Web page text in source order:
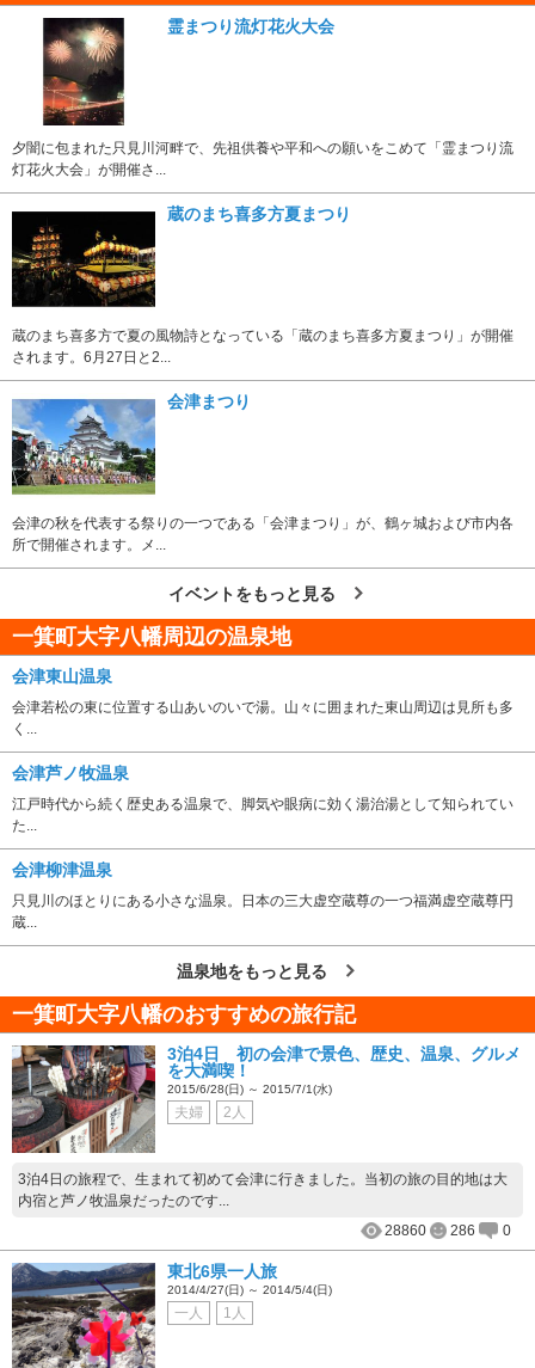
霊まつり流灯花火大会
夕闇に包まれた只見川河畔で、先祖供養や平和への願いをこめて「霊まつり流
灯花火大会」が開催さ...
蔵のまち喜多方夏まつり
蔵のまち喜多方で夏の風物詩となっている「蔵のまち喜多方夏まつり」が開催
されます。6月27日と2...
会津まつり
会津の秋を代表する祭りの一つである「会津まつり」が、鶴ヶ城および市内各
所で開催されます。メ...
イベントをもっと見る
一箕町大字八幡周辺の温泉地
会津東山温泉
会津若松の東に位置する山あいのいで湯。山々に囲まれた東山周辺は見所も多
く...
会津芦ノ牧温泉
江戸時代から続く歴史ある温泉で、脚気や眼病に効く湯治湯として知られてい
た...
会津柳津温泉
只見川のほとりにある小さな温泉。日本の三大虚空蔵尊の一つ福満虚空蔵尊円
蔵...
温泉地をもっと見る
一箕町大字八幡のおすすめの旅行記
3泊4日 初の会津で景色、歴史、温泉、グルメ
を大満喫！
2015/6/28(日) ～ 2015/7/1(水)
夫婦 2人
3泊4日の旅程で、生まれて初めて会津に行きました。当初の旅の目的地は大
内宿と芦ノ牧温泉だったのです...
28860
286 0
東北6県一人旅
2014/4/27(日) ～ 2014/5/4(日)
一人 1人